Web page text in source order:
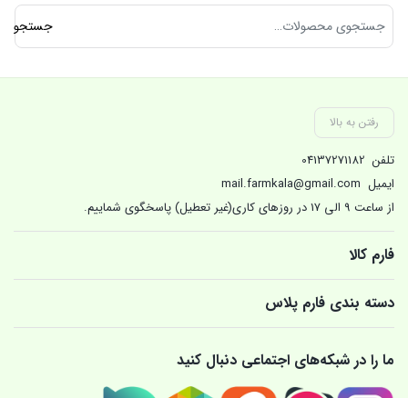
برای:
جستجو
رفتن به بالا
تلفن 04137271182
ایمیل mail.farmkala@gmail.com
از ساعت 9 الی 17 در روزهای کاری(غیر تعطیل) پاسخگوی شماییم.
فارم کالا
دسته بندی فارم پلاس
ما را در شبکه‌های اجتماعی دنبال کنید